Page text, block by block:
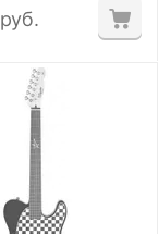
руб.